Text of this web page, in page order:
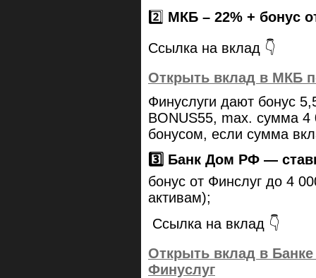
2️⃣ МКБ – 22% + бонус
Ссылка на вклад 👇
Открыть вклад в МКБ
Финуслуги дают бонус
BONUS55, max. сумма 4
бонусом, если сумма
3️⃣ Банк Дом РФ —
бонус от Финслуг до 4
активам);
Ссылка на вклад 👇
Открыть вклад в
Финуслуг